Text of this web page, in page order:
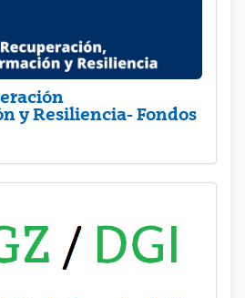
y Resiliencia- Fondos